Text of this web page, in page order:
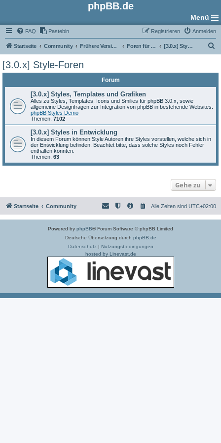
phpBB.de
Menü
FAQ Pastebin Anmelden
Registrieren
Startseite Community Frühere Versionen Foren für phpBB 3.0 [3.0.x] Style-Foren
[3.0.x] Style-Foren
Forum
[3.0.x] Styles, Templates und Grafiken
Alles zu Styles, Templates, Icons und Smilies für phpBB 3.0.x, sowie
allgemeine Designfragen zur Integration von phpBB in bestehende Websites.
phpBB Styles Demo
Themen: 7102
[3.0.x] Styles in Entwicklung
In diesem Forum können Style Autoren ihre Styles vorstellen, welche sich in
der Entwicklung befinden. Beachtet bitte, dass solche Styles noch Fehler
enthalten könnten.
Themen: 63
Gehe zu
Startseite Community Alle Zeiten sind UTC+02:00
Powered by phpBB® Forum Software © phpBB Limited
Deutsche Übersetzung durch phpBB.de
Datenschutz| Nutzungsbedingungen
hosted by Linevast.de